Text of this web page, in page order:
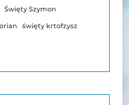
Święty Szymon
święty krtofzysz